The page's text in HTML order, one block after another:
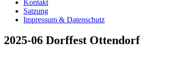
Kontakt
Satzung
Impressum & Datenschutz
2025-06 Dorffest Ottendorf